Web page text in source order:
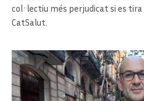
col·lectiu més perjudicat si es
CatSalut.